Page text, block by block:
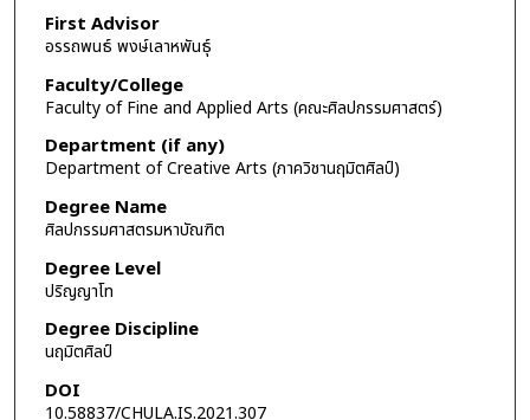
First Advisor
อรรถพนธ์ พงษ์เลาหพันธุ์
Faculty/College
Faculty of Fine and Applied Arts (คณะศิลปกรรมศาสตร์)
Department (if any)
Department of Creative Arts (ภาควิชานฤมิตศิลป์)
Degree Name
ศิลปกรรมศาสตรมหาบัณฑิต
Degree Level
ปริญญาโท
Degree Discipline
นฤมิตศิลป์
DOI
10.58837/CHULA.IS.2021.307